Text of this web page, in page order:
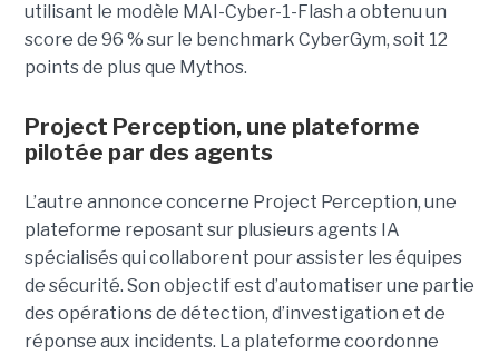
utilisant le modèle MAI-Cyber-1-Flash a obtenu un
score de 96 % sur le benchmark CyberGym, soit 12
points de plus que Mythos.
Project Perception, une plateforme
pilotée par des agents
L’autre annonce concerne Project Perception, une
plateforme reposant sur plusieurs agents IA
spécialisés qui collaborent pour assister les équipes
de sécurité. Son objectif est d’automatiser une partie
des opérations de détection, d’investigation et de
réponse aux incidents. La plateforme coordonne